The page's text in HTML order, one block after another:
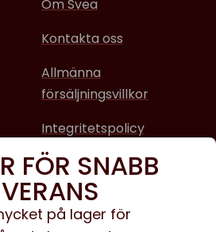
Om Svea
Kontakta oss
Allmänna
försäljningsvillkor
Integritetspolicy
FÖR SNABB
på lager för